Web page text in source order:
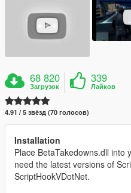
68 820
Загрузок
339
Лайков
4.91 / 5 звёзд (70 голосов)
Installation
Place BetaTakedowns.dll into
need the latest versions of
ScriptHookVDotNet.